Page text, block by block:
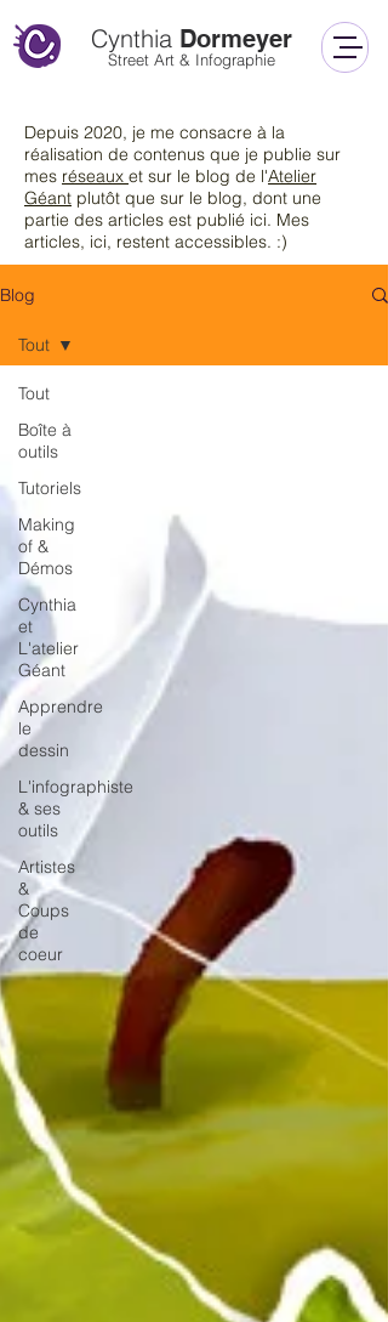
Cynthia Dormeyer
Street Art & Infographie
Depuis 2020, je me consacre à la
réalisation de contenus que je publie sur
mes réseaux et sur le blog de l'Atelier
Géant plutôt que sur le blog, dont une
partie des articles est publié ici. Mes
articles, ici, restent accessibles. :)
Blog
Tout
Boîte à
outils
Tutoriels
Making
of &
Démos
Cynthia
et
L'atelier
Géant
Apprendre
le
dessin
L'infographiste
& ses
outils
Artistes
&
Coups
de
coeur
Tout